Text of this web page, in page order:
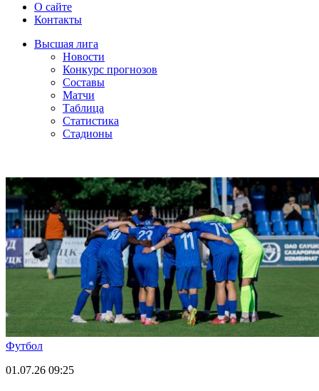
О сайте
Контакты
Высшая лига
Новости
Конкурс прогнозов
Составы
Матчи
Таблица
Статистика
Стадионы
Футбол
01.07.26 09:25